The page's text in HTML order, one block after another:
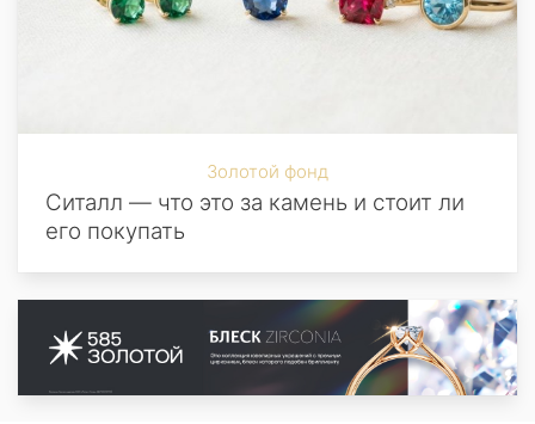
Золотой фонд
Ситалл — что это за камень и стоит ли
его покупать